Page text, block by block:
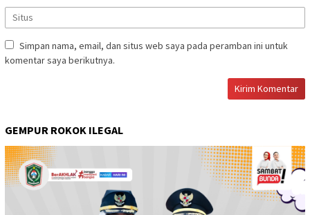
Simpan nama, email, dan situs web saya pada peramban ini untuk
komentar saya berikutnya.
GEMPUR ROKOK ILEGAL